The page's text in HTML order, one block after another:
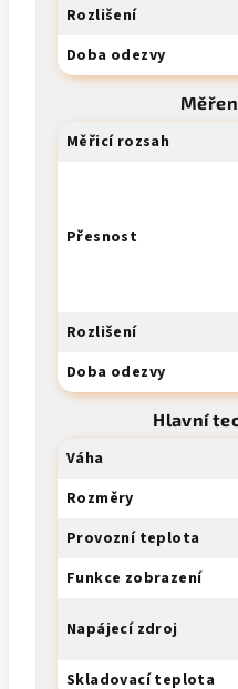
Rozlišení
Doba odezvy
Měřicí rozsah
Přesnost
Rozlišení
Doba odezvy
Hlavní
Váha
Rozměry
Provozní teplota
Funkce zobrazení
Napájecí zdroj
Skladovací teplota